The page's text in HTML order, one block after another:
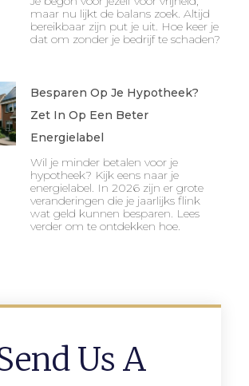
maar nu lijkt de balans zoek. Altijd
bereikbaar zijn put je uit. Hoe keer je
dat om zonder je bedrijf te schaden?
Besparen Op Je Hypotheek?
Zet In Op Een Beter
Energielabel
Wil je minder betalen voor je
hypotheek? Kijk eens naar je
energielabel. In 2026 zijn er grote
veranderingen die je jaarlijks flink
wat geld kunnen besparen. Lees
verder om te ontdekken hoe.
Us A